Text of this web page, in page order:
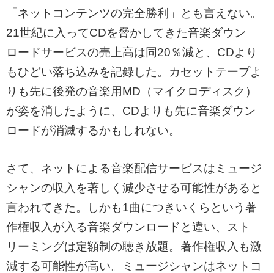
「ネットコンテンツの完全勝利」とも言えない。
21世紀に入ってCDを脅かしてきた音楽ダウン
ロードサービスの売上高は同20％減と、CDより
もひどい落ち込みを記録した。カセットテープよ
りも先に後発の音楽用MD（マイクロディスク）
が姿を消したように、CDよりも先に音楽ダウン
ロードが消滅するかもしれない。
さて、ネットによる音楽配信サービスはミュージ
シャンの収入を著しく減少させる可能性があると
言われてきた。しかも1曲につきいくらという著
作権収入が入る音楽ダウンロードと違い、スト
リーミングは定額制の聴き放題。著作権収入も激
減する可能性が高い。ミュージシャンはネットコ